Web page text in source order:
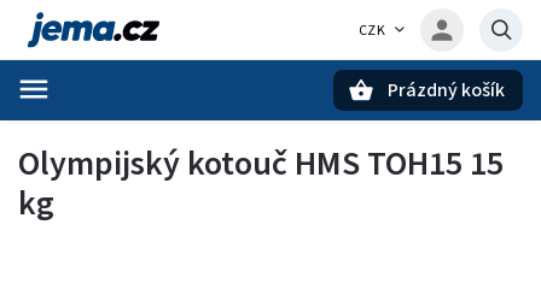
CZK
Prázdný košík
Olympijský kotouč HMS TOH15 15
kg